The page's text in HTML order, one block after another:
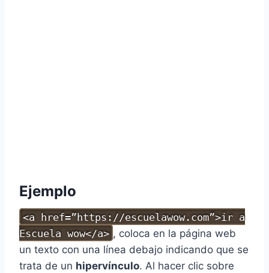
Ejemplo
<a href=”https://escuelawow.com”>ir a
Escuela wow</a> , coloca en la página web
un texto con una línea debajo indicando que se
trata de un hipervínculo. Al hacer clic sobre